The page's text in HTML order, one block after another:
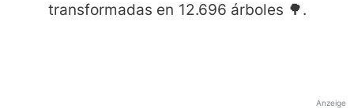
transformadas en 12.696 árboles 🌳.
Anzeige